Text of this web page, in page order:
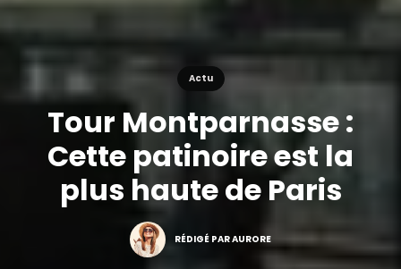
Actu
Tour Montparnasse :
Cette patinoire est la
plus haute de Paris
RÉDIGÉ PAR AURORE